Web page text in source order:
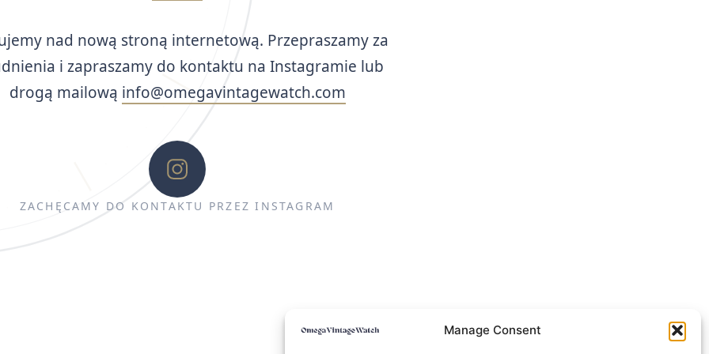
Manage Consent
nad nową stroną internetową. Przepraszamy za
i zapraszamy do kontaktu na Instagramie lub
drogą mailową info@omegavintagewatch.com
ZACHĘCAMY DO KONTAKTU PRZEZ INSTAGRAM